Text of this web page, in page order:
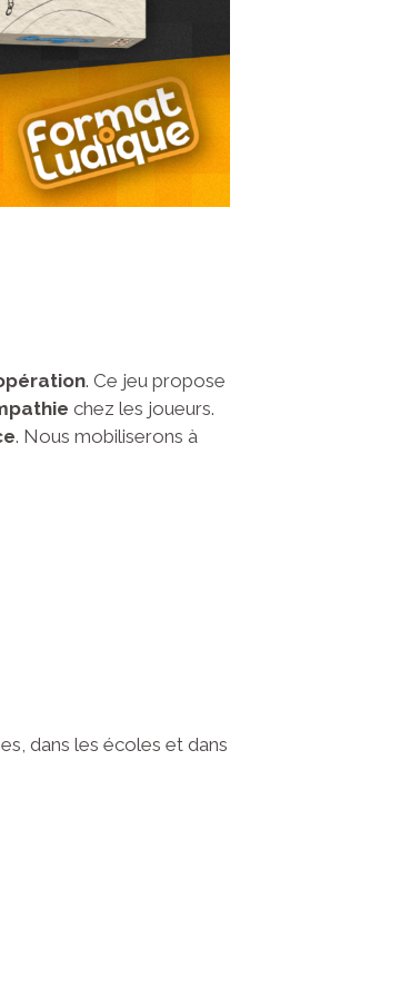
. Ce jeu propose
chez les joueurs.
. Nous mobiliserons à
dans les écoles et dans